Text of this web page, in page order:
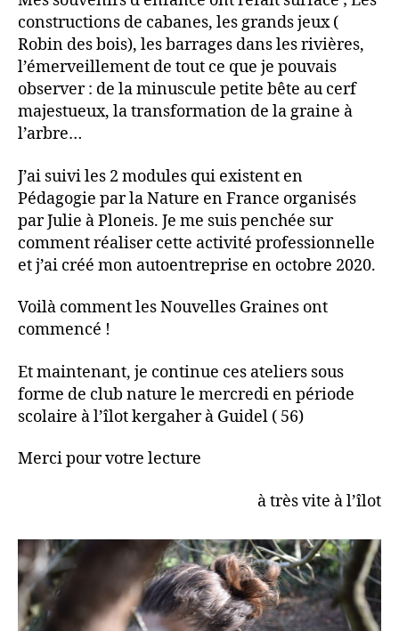
constructions de cabanes, les grands jeux (
Robin des bois), les barrages dans les rivières,
l’émerveillement de tout ce que je pouvais
observer : de la minuscule petite bête au cerf
majestueux, la transformation de la graine à
l’arbre…
J’ai suivi les 2 modules qui existent en
Pédagogie par la Nature en France organisés
par Julie à Ploneis. Je me suis penchée sur
comment réaliser cette activité professionnelle
et j’ai créé mon autoentreprise en octobre 2020.
Voilà comment les Nouvelles Graines ont
commencé !
Et maintenant, je continue ces ateliers sous
forme de club nature le mercredi en période
scolaire à l’îlot kergaher à Guidel ( 56)
Merci pour votre lecture
à très vite à l’îlot